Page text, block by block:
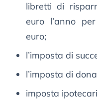
libretti di
euro l’anno
euro;
l’imposta di
l’imposta di
imposta